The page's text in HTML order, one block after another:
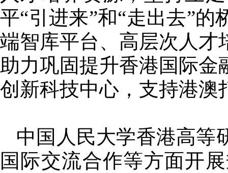
平“引进来”和“走出去”
端智库平台、高层次人才
助力巩固提升香港国际金
创新科技中心，支持港澳
中国人民大学香港高等
国际交流合作等方面开